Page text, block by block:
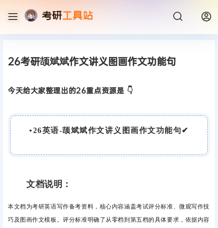
26考研颉斌斌作文讲义图画作文功能句
今天给大家整理出的26重点资源是 👇
•26英语-颉斌斌作文讲义图画作文功能句 ✔
文档说明：
本文档为考研英语写作备考资料，核心内容涵盖考试评分标准、微观写作技
巧及图画作文模板。评分标准明确了从零档到第五档的具体要求，依据内容